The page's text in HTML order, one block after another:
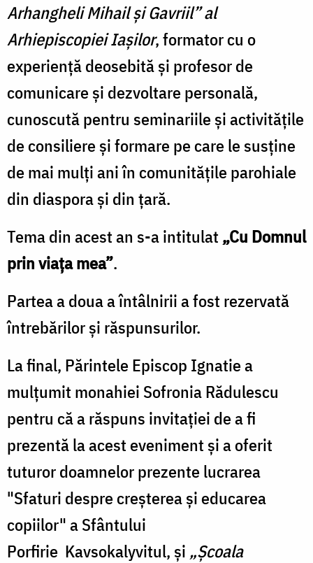
Arhangheli Mihail și Gavriil” al
Arhiepiscopiei Iașilor, formator cu o
experiență deosebită și profesor de
comunicare și dezvoltare personală,
cunoscută pentru seminariile și activitățile
de consiliere și formare pe care le susține
de mai mulți ani în comunitățile parohiale
din diaspora și din țară.
Tema din acest an s-a intitulat „Cu Domnul
prin viața mea”.
Partea a doua a întâlnirii a fost rezervată
întrebărilor și răspunsurilor.
La final, Părintele Episcop Ignatie a
mulțumit monahiei Sofronia Rădulescu
pentru că a răspuns invitației de a fi
prezentă la acest eveniment și a oferit
tuturor doamnelor prezente lucrarea
"Sfaturi despre creșterea și educarea
copiilor" a Sfântului
Porfirie Kavsokalyvitul, și „Școala